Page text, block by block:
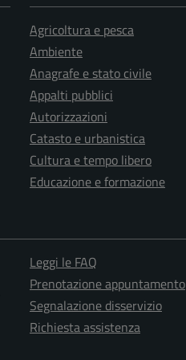
Agricoltura e pesca
Ambiente
Anagrafe e stato civile
Appalti pubblici
Autorizzazioni
Catasto e urbanistica
Cultura e tempo libero
Educazione e formazione
Leggi le FAQ
Prenotazione appuntamento
Segnalazione disservizio
Richiesta assistenza